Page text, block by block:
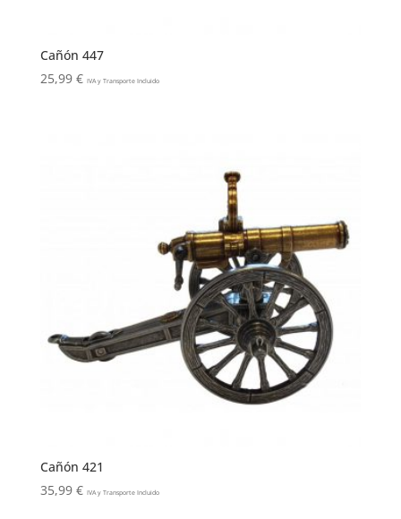
Cañón 447
25,99 € IVA y Transporte Incluido
Cañón 421
35,99 € IVA y Transporte Incluido